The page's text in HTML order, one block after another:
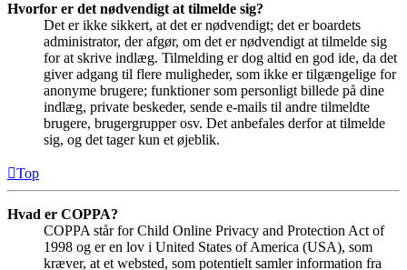
Hvorfor er det nødvendigt at tilmelde sig?
Det er ikke sikkert, at det er nødvendigt; det er boardets
administrator, der afgør, om det er nødvendigt at tilmelde sig
for at skrive indlæg. Tilmelding er dog altid en god ide, da det
giver adgang til flere muligheder, som ikke er tilgængelige for
anonyme brugere; funktioner som personligt billede på dine
indlæg, private beskeder, sende e-mails til andre tilmeldte
brugere, brugergrupper osv. Det anbefales derfor at tilmelde
sig, og det tager kun et øjeblik.
Top
Hvad er COPPA?
COPPA står for Child Online Privacy and Protection Act of
1998 og er en lov i United States of America (USA), som
kræver, at et websted, som potentielt samler information fra